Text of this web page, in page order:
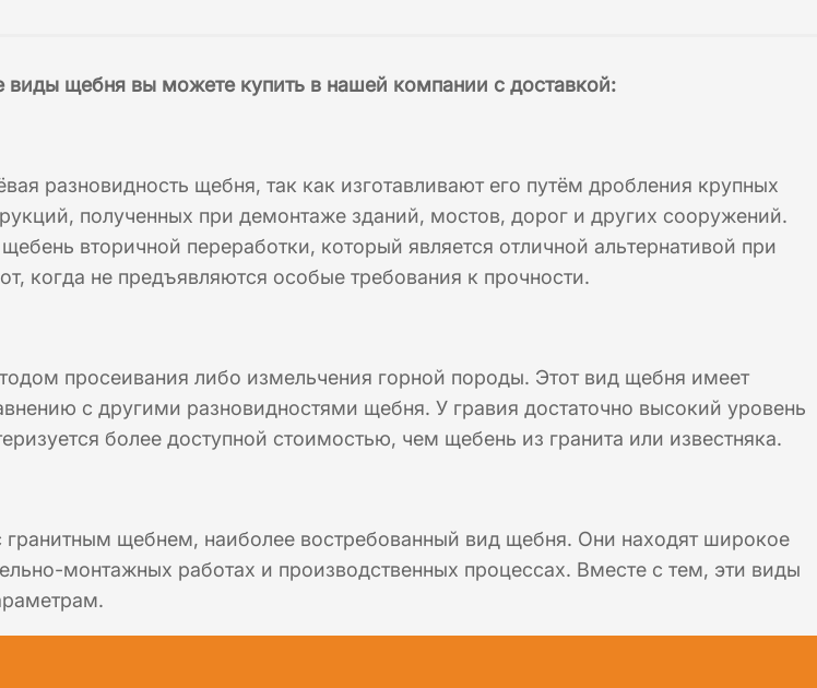
щебня вы можете купить в нашей компании с доставкой:
разновидность щебня, так как изготавливают его путём дробления крупных
полученных при демонтаже зданий, мостов, дорог и других сооружений.
вторичной переработки, который является отличной альтернативой при
когда не предъявляются особые требования к прочности.
просеивания либо измельчения горной породы. Этот вид щебня имеет
с другими разновидностями щебня. У гравия достаточно высокий уровень
более доступной стоимостью, чем щебень из гранита или известняка.
гранитным щебнем, наиболее востребованный вид щебня. Они находят широкое
монтажных работах и производственных процессах. Вместе с тем, эти виды